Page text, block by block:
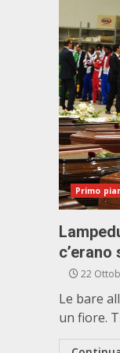
Primo
c’erano
22
Le bare
un fiore.